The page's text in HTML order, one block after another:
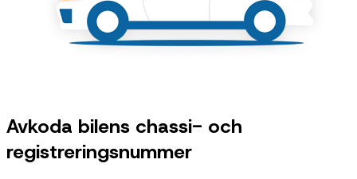
Avkoda bilens chassi- och
registreringsnummer